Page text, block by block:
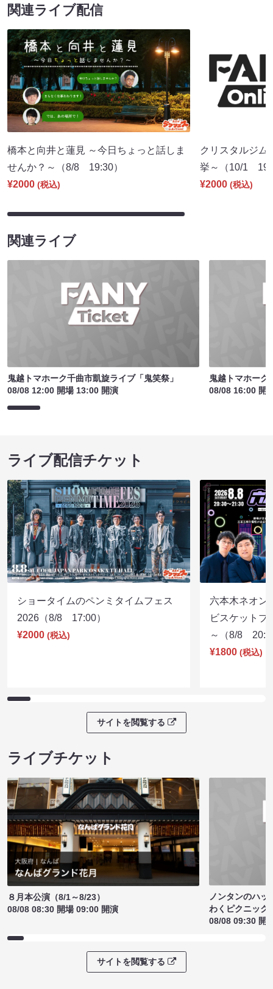
関連ライブ配信
橋本と向井と蓮見 ～今日ちょっと話しま
せんか？～（8/8 19:30）
¥2000 (税込)
クリスタルジム
挙～（10/1
¥2000 (税込)
関連ライブ
鬼越トマホーク千曲市凱旋ライブ「鬼笑祭」
08/08 12:00 開場 13:00 開演
鬼越トマホーク
08/08 16:00 開
ライブ配信チケット
ショータイムのペンミタイムフェス
2026（8/8 17:00）
¥2000 (税込)
六本木ネオン
ビスケットブ
～（8/8
¥1800 (税込)
サイトを閲覧する
ライブチケット
８月本公演（8/1～8/23）
08/08 08:30 開場 09:00 開演
ノンタンのハッ
わくピクニック
08/08 09:30 開
サイトを閲覧する